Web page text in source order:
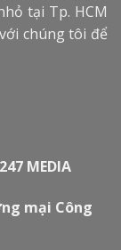
tại Tp. HCM
chúng tôi để
MEDIA
mại Công